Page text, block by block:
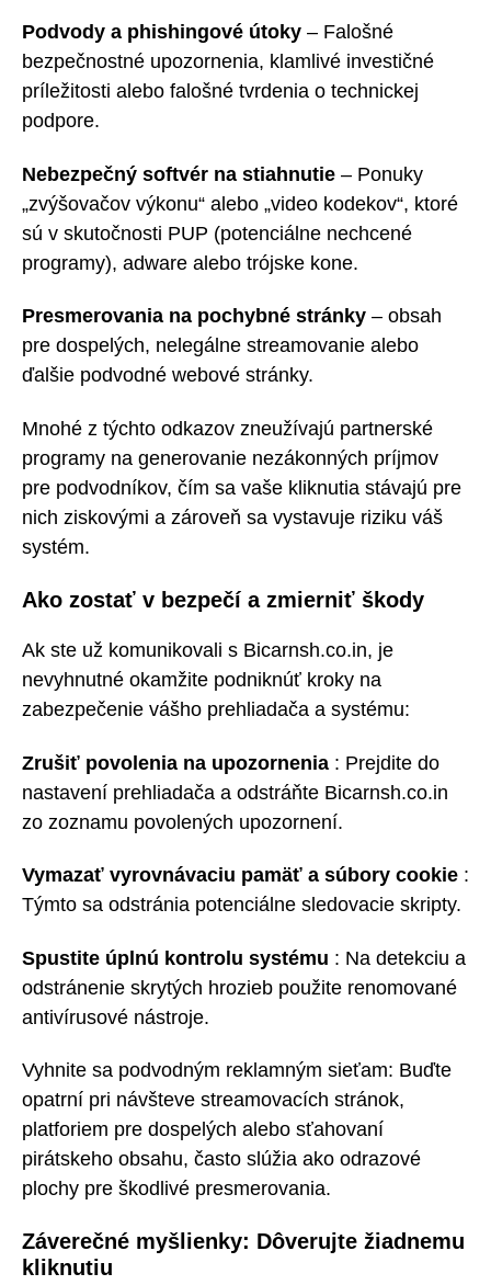
Podvody a phishingové útoky – Falošné
bezpečnostné upozornenia, klamlivé investičné
príležitosti alebo falošné tvrdenia o technickej
podpore.
Nebezpečný softvér na stiahnutie – Ponuky
„zvýšovačov výkonu“ alebo „video kodekov“, ktoré
sú v skutočnosti PUP (potenciálne nechcené
programy), adware alebo trójske kone.
Presmerovania na pochybné stránky – obsah
pre dospelých, nelegálne streamovanie alebo
ďalšie podvodné webové stránky.
Mnohé z týchto odkazov zneužívajú partnerské
programy na generovanie nezákonných príjmov
pre podvodníkov, čím sa vaše kliknutia stávajú pre
nich ziskovými a zároveň sa vystavuje riziku váš
systém.
Ako zostať v bezpečí a zmierniť škody
Ak ste už komunikovali s Bicarnsh.co.in, je
nevyhnutné okamžite podniknúť kroky na
zabezpečenie vášho prehliadača a systému:
Zrušiť povolenia na upozornenia : Prejdite do
nastavení prehliadača a odstráňte Bicarnsh.co.in
zo zoznamu povolených upozornení.
Vymazať vyrovnávaciu pamäť a súbory cookie :
Týmto sa odstránia potenciálne sledovacie skripty.
Spustite úplnú kontrolu systému : Na detekciu a
odstránenie skrytých hrozieb použite renomované
antivírusové nástroje.
Vyhnite sa podvodným reklamným sieťam: Buďte
opatrní pri návšteve streamovacích stránok,
platforiem pre dospelých alebo sťahovaní
pirátskeho obsahu, často slúžia ako odrazové
plochy pre škodlivé presmerovania.
Záverečné myšlienky: Dôverujte žiadnemu
kliknutiu